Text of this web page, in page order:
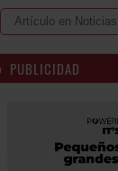
PUBLICIDAD